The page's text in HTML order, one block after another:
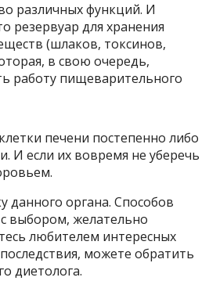
различных функций. И
резервуар для хранения
(шлаков, токсинов,
в свою очередь,
работу пищеварительного
печени постепенно либо
И если их вовремя не уберечь
данного органа. Способов
выбором, желательно
любителем интересных
можете обратить
диетолога.